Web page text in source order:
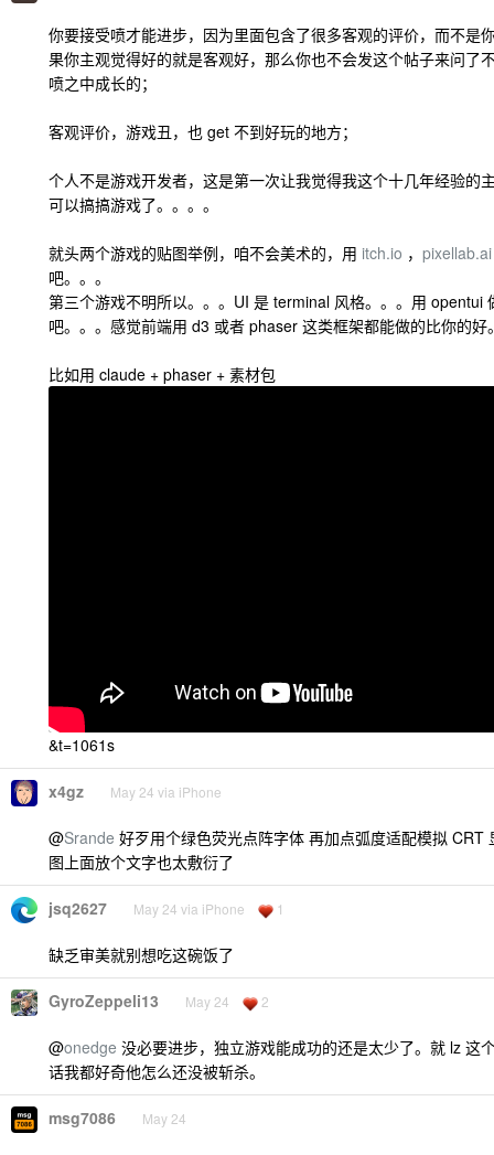
你要接受喷才能进步，因为里面包含了很多客观的评价，而不是
果你主观觉得好的就是客观好，那么你也不会发这个帖子来问了
喷之中成长的；
客观评价，游戏丑，也 get 不到好玩的地方；
个人不是游戏开发者，这是第一次让我觉得我这个十几年经验的
可以搞搞游戏了。。。。
就头两个游戏的贴图举例，咱不会美术的，用 itch.io ， pixellab.ai
吧。。。
第三个游戏不明所以。。。UI 是 terminal 风格。。。用 opentui
吧。。。感觉前端用 d3 或者 phaser 这类框架都能做的比你的好
比如用 claude + phaser + 素材包
&t=1061s
x4gz May 24 via iPhone
@Srande 好歹用个绿色荧光点阵字体 再加点弧度适配模拟 CRT
图上面放个文字也太敷衍了
jsq2627 May 24 via iPhone 1
缺乏审美就别想吃这碗饭了
GyroZeppeli13 May 24 2
@onedge 没必要进步，独立游戏能成功的还是太少了。就 lz 这
话我都好奇他怎么还没被斩杀。
msg7086 May 24